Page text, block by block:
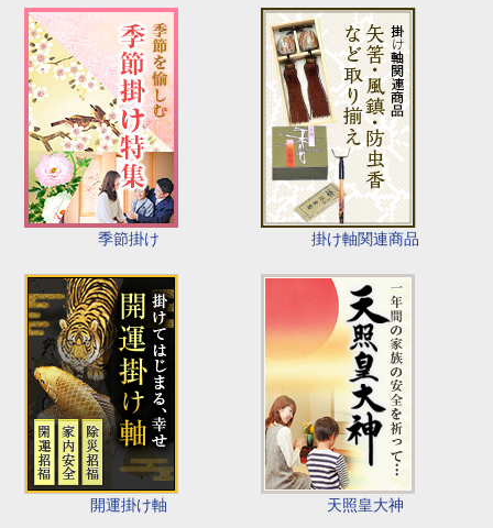
季節掛け 掛け軸関連商品
開運掛け軸 天照皇大神